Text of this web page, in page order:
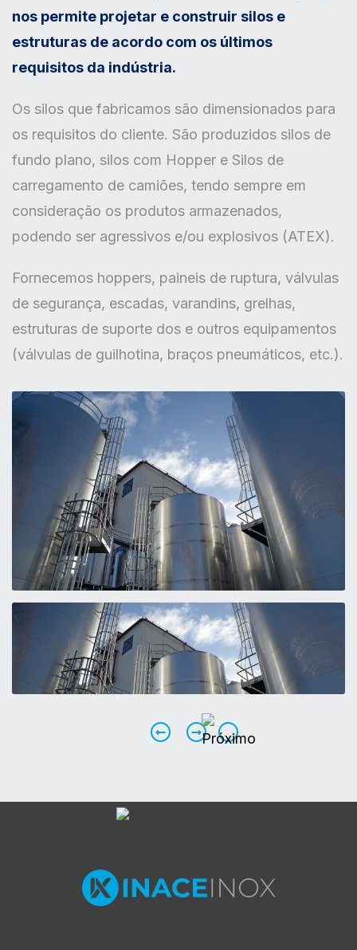
nos permite projetar e construir silos e
estruturas de acordo com os últimos
requisitos da indústria.
Os silos que fabricamos são dimensionados para
os requisitos do cliente. São produzidos silos de
fundo plano, silos com Hopper e Silos de
carregamento de camiões, tendo sempre em
consideração os produtos armazenados,
podendo ser agressivos e/ou explosivos (ATEX).
Fornecemos hoppers, paineis de ruptura, válvulas
de segurança, escadas, varandins, grelhas,
estruturas de suporte dos e outros equipamentos
(válvulas de guilhotina, braços pneumáticos, etc.).
AnteriorPróximo